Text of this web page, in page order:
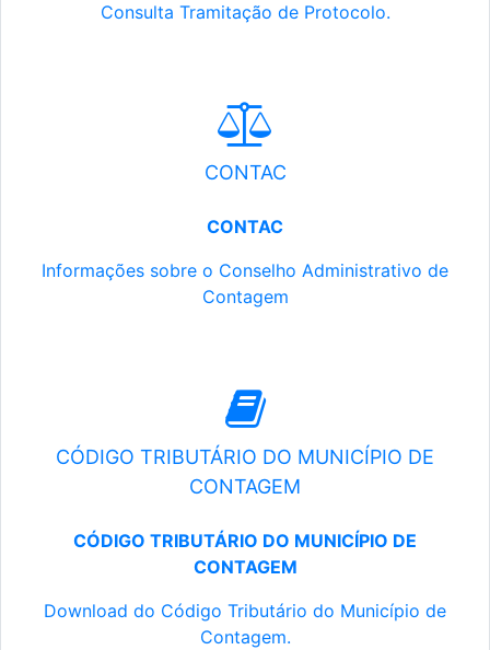
Consulta Tramitação de Protocolo.
CONTAC
CONTAC
Informações sobre o Conselho Administrativo de
Contagem
CÓDIGO TRIBUTÁRIO DO MUNICÍPIO DE
CONTAGEM
CÓDIGO TRIBUTÁRIO DO MUNICÍPIO DE
CONTAGEM
Download do Código Tributário do Município de
Contagem.